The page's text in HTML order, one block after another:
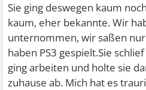
Sie ging deswegen kaum
kaum, eher bekannte. Wir
unternommen, wir saßen
haben PS3 gespielt.Sie
ging arbeiten und holte sie
zuhause ab. Mich hat es